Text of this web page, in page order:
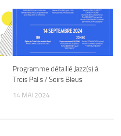
Programme détaillé Jazz(s) à
Trois Palis / Soirs Bleus
14 MAI 2024